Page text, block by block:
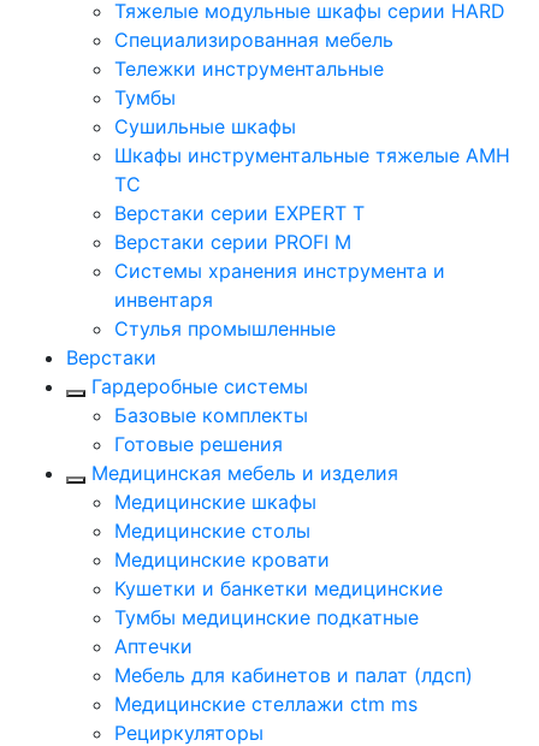
Тяжелые модульные шкафы серии HARD
Cпециализированная мебель
Тележки инструментальные
Тумбы
Cушильные шкафы
Шкафы инструментальные тяжелые AMH
TC
Верстаки серии EXPERT T
Верстаки серии PROFI M
Системы хранения инструмента и
инвентаря
Стулья промышленные
Верстаки
Гардеробные системы
Базовые комплекты
Готовые решения
Медицинская мебель и изделия
Медицинские шкафы
Медицинские столы
Медицинские кровати
Кушетки и банкетки медицинские
Тумбы медицинские подкатные
Аптечки
Мебель для кабинетов и палат (лдсп)
Медицинские стеллажи ctm ms
Рециркуляторы